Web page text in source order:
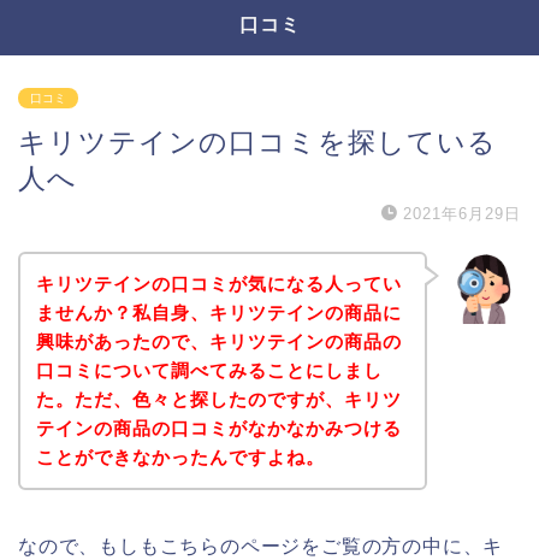
口コミ
口コミ
キリツテインの口コミを探している
人へ
2021年6月29日
キリツテインの口コミが気になる人ってい
ませんか？私自身、キリツテインの商品に
興味があったので、キリツテインの商品の
口コミについて調べてみることにしまし
た。ただ、色々と探したのですが、キリツ
テインの商品の口コミがなかなかみつける
ことができなかったんですよね。
なので、もしもこちらのページをご覧の方の中に、キ